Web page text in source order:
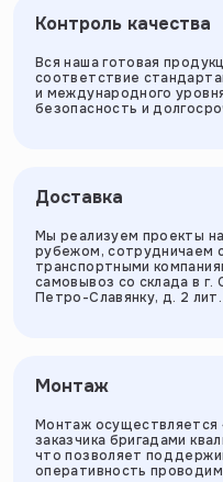
Контроль качества
Вся наша готовая
соответствие
и международного
безопасность и
Доставка
Мы реализуем проекты
рубежом, сотрудничаем
транспортными
самовывоз со склада в
Петро-Славянку, д. 2
Монтаж
Монтаж осуществляется
заказчика бригадами
что позволяет
оперативность